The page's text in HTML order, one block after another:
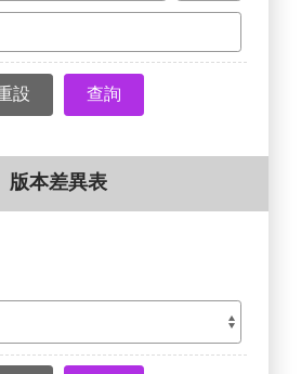
查詢
版本差異表